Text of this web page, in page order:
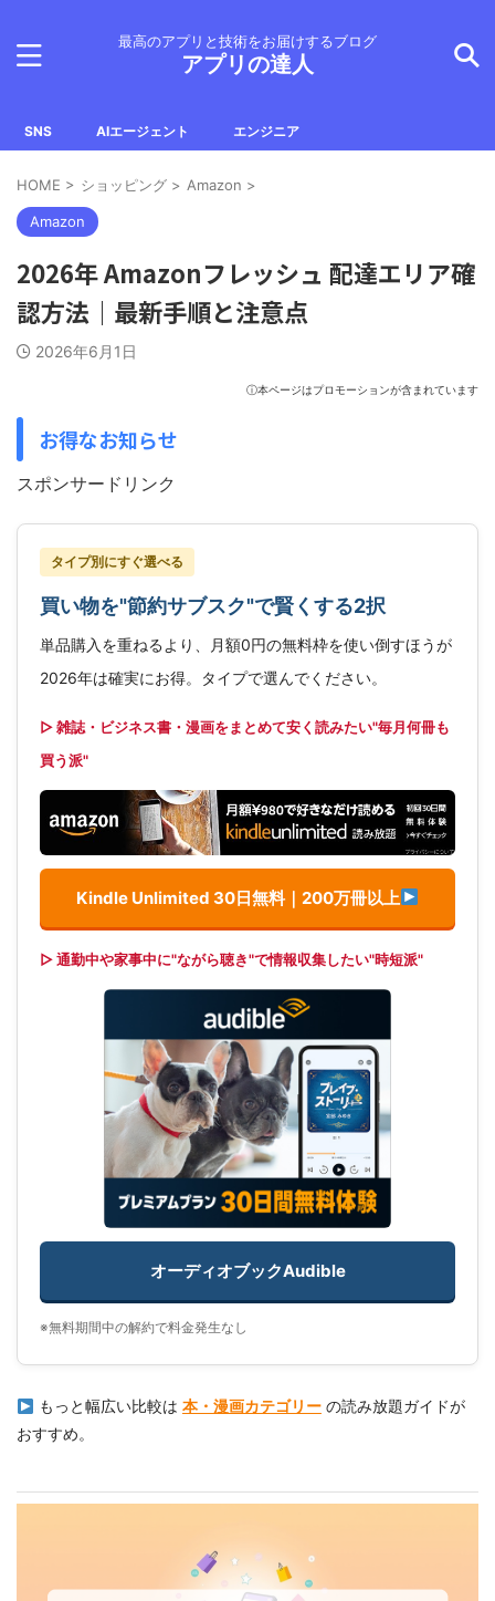
最高のアプリと技術をお届けするブログ
アプリの達人
SNS AIエージェント エンジニア
HOME > ショッピング > Amazon >
Amazon
2026年 Amazonフレッシュ 配達エリア確
認方法｜最新手順と注意点
2026年6月1日
ⓘ本ページはプロモーションが含まれています
お得なお知らせ
スポンサードリンク
タイプ別にすぐ選べる
買い物を"節約サブスク"で賢くする2択
単品購入を重ねるより、月額0円の無料枠を使い倒すほうが
2026年は確実にお得。タイプで選んでください。
▷ 雑誌・ビジネス書・漫画をまとめて安く読みたい"毎月何冊も
買う派"
Kindle Unlimited 30日無料｜200万冊以上
▷ 通勤中や家事中に"ながら聴き"で情報収集したい"時短派"
オーディオブックAudible
※無料期間中の解約で料金発生なし
もっと幅広い比較は 本・漫画カテゴリーの読み放題ガイドが
おすすめ。